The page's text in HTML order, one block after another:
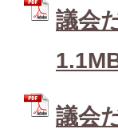
議会
議会